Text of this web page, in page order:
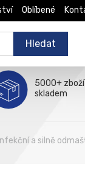
Oblíbené
Hledat
5000+ zboží
skladem
a silně